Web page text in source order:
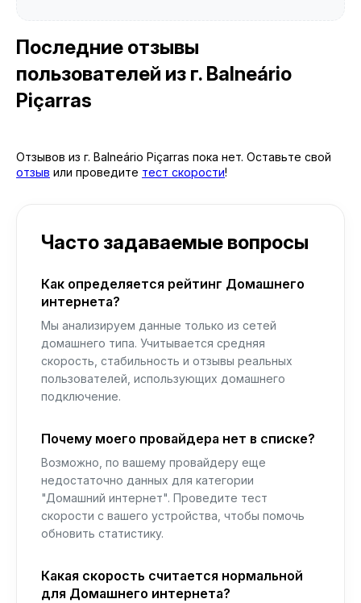
Последние отзывы
пользователей из г. Balneário
Piçarras
Отзывов из г. Balneário Piçarras пока нет. Оставьте свой
отзыв или проведите тест скорости!
Часто задаваемые вопросы
Как определяется рейтинг Домашнего
интернета?
Мы анализируем данные только из сетей
домашнего типа. Учитывается средняя
скорость, стабильность и отзывы реальных
пользователей, использующих домашнего
подключение.
Почему моего провайдера нет в списке?
Возможно, по вашему провайдеру еще
недостаточно данных для категории
"Домашний интернет". Проведите тест
скорости с вашего устройства, чтобы помочь
обновить статистику.
Какая скорость считается нормальной
для Домашнего интернета?